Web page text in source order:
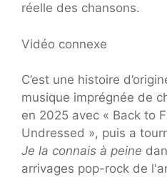
réelle des chansons.
Vidéo connexe
C’est une histoire
musique imprégnée de
en 2025 avec « Back to
Undressed », puis a
Je la connais à peine
arrivages pop-rock de